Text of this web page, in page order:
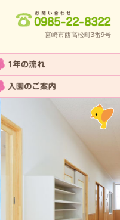
宮崎市西高松町3番9号